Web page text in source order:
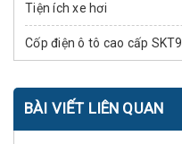
Tiện ích xe hơi
Cốp điện ô tô cao cấp SKT9
BÀI VIẾT LIÊN QUAN